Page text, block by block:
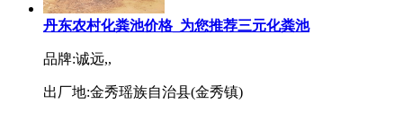
丹东农村化粪池价格_为您推荐三元化粪池
品牌:诚远,,
出厂地:金秀瑶族自治县(金秀镇)